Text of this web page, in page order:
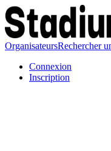
OrganisateursRechercher
Connexion
Inscription